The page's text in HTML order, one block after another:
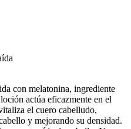
con melatonina, ingrediente
actúa eficazmente en el
el cuero cabelludo,
y mejorando su densidad.